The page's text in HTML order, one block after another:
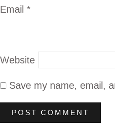
Email *
Website
Save my name, email,